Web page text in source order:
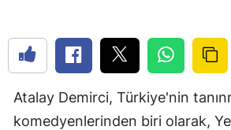
Atalay Demirci, Türkiye'nin
komedyenlerinden biri olarak,